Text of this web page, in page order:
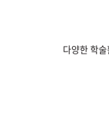
다양한 학